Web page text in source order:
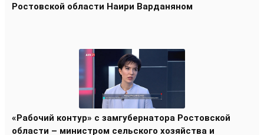
Ростовской области Наири Варданяном
«Рабочий контур» с замгубернатора Ростовской
области – министром сельского хозяйства и